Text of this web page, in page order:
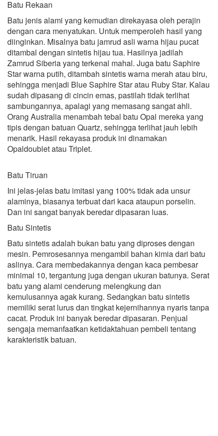
Batu Rekaan
Batu jenis alami yang kemudian direkayasa oleh perajin
dengan cara menyatukan. Untuk memperoleh hasil yang
diinginkan. Misalnya batu jamrud asli warna hijau pucat
ditambal dengan sintetis hijau tua. Hasilnya jadilah
Zamrud Siberia yang terkenal mahal. Juga batu Saphire
Star warna putih, ditambah sintetis warna merah atau biru,
sehingga menjadi Blue Saphire Star atau Ruby Star. Kalau
sudah dipasang di cincin emas, pastilah tidak terlihat
sambungannya, apalagi yang memasang sangat ahli.
Orang Australia menambah tebal batu Opal mereka yang
tipis dengan batuan Quartz, sehingga terlihat jauh lebih
menarik. Hasil rekayasa produk ini dinamakan
Opaldoublet atau Triplet.
Batu Tiruan
Ini jelas-jelas batu imitasi yang 100% tidak ada unsur
alaminya, biasanya terbuat dari kaca ataupun porselin.
Dan ini sangat banyak beredar dipasaran luas.
Batu Sintetis
Batu sintetis adalah bukan batu yang diproses dengan
mesin. Pemrosesannya mengambil bahan kimia dari batu
aslinya. Cara membedakannya dengan kaca pembesar
minimal 10, tergantung juga dengan ukuran batunya. Serat
batu yang alami cenderung melengkung dan
kemulusannya agak kurang. Sedangkan batu sintetis
memiliki serat lurus dan tingkat kejernihannya nyaris tanpa
cacat. Produk ini banyak beredar dipasaran. Penjual
sengaja memanfaatkan ketidaktahuan pembeli tentang
karakteristik batuan.